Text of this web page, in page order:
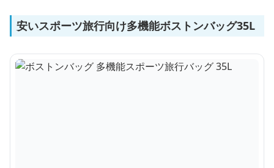
安いスポーツ旅行向け多機能ボストンバッグ35L